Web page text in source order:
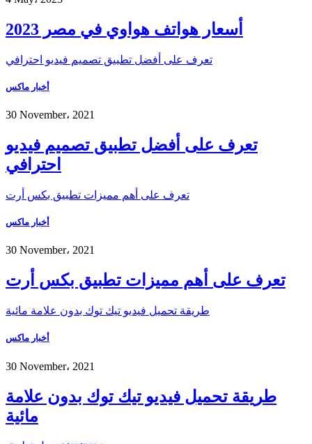
أسعار هواتف هواوي في مصر 2023
تعرف على أفضل تطبيق تصميم فيديو احترافي
أخبار ماكس
30 November، 2021
تعرف على أفضل تطبيق تصميم فيديو
احترافي
تعرف على أهم مميزات تطبيق بكس أرت
أخبار ماكس
30 November، 2021
تعرف على أهم مميزات تطبيق بكس أرت
طريقة تحميل فيديو تيك توك بدون علامة مائية
أخبار ماكس
30 November، 2021
طريقة تحميل فيديو تيك توك بدون علامة
مائية